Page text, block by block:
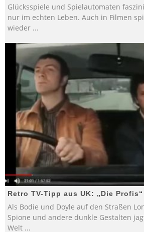
Glücksspiele und Spielautomaten
nur im echten Leben. Auch in Filmen
wieder ...
Retro TV-Tipp aus UK: „Die Profis“
Als Bodie und Doyle auf den Straßen
Spione und andere dunkle Gestalten
Welt ...